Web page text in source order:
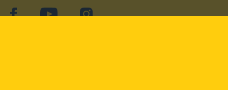
facebookYouTube Instagram